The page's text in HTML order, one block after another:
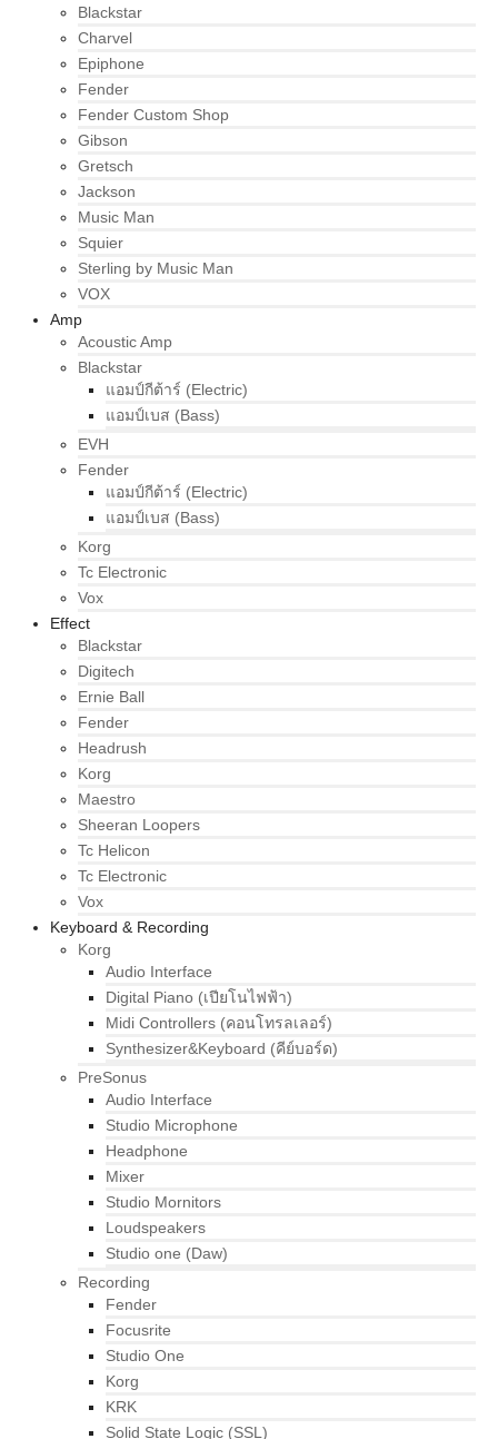
Blackstar
Charvel
Epiphone
Fender
Fender Custom Shop
Gibson
Gretsch
Jackson
Music Man
Squier
Sterling by Music Man
VOX
Amp
Acoustic Amp
Blackstar
แอมป์กีต้าร์ (Electric)
แอมป์เบส (Bass)
EVH
Fender
แอมป์กีต้าร์ (Electric)
แอมป์เบส (Bass)
Korg
Tc Electronic
Vox
Effect
Blackstar
Digitech
Ernie Ball
Fender
Headrush
Korg
Maestro
Sheeran Loopers
Tc Helicon
Tc Electronic
Vox
Keyboard & Recording
Korg
Audio Interface
Digital Piano (เปียโนไฟฟ้า)
Midi Controllers (คอนโทรลเลอร์)
Synthesizer&Keyboard (คีย์บอร์ด)
PreSonus
Audio Interface
Studio Microphone
Headphone
Mixer
Studio Mornitors
Loudspeakers
Studio one (Daw)
Recording
Fender
Focusrite
Studio One
Korg
KRK
Solid State Logic (SSL)